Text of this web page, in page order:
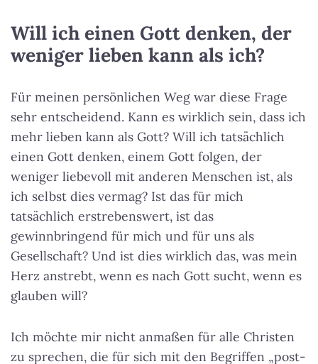
Will ich einen Gott denken, der
weniger lieben kann als ich?
Für meinen persönlichen Weg war diese Frage
sehr entscheidend. Kann es wirklich sein, dass ich
mehr lieben kann als Gott? Will ich tatsächlich
einen Gott denken, einem Gott folgen, der
weniger liebevoll mit anderen Menschen ist, als
ich selbst dies vermag? Ist das für mich
tatsächlich erstrebenswert, ist das
gewinnbringend für mich und für uns als
Gesellschaft? Und ist dies wirklich das, was mein
Herz anstrebt, wenn es nach Gott sucht, wenn es
glauben will?
Ich möchte mir nicht anmaßen für alle Christen
zu sprechen, die für sich mit den Begriffen „post-